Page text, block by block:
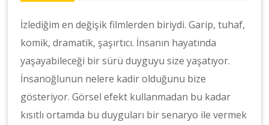
İzlediğim en değişik filmlerden biriydi. Garip, tuhaf,
komik, dramatik, şaşırtıcı. İnsanın hayatında
yaşayabileceği bir sürü duyguyu size yaşatıyor.
İnsanoğlunun nelere kadir olduğunu bize
gösteriyor. Görsel efekt kullanmadan bu kadar
kısıtlı ortamda bu duyguları bir senaryo ile vermek